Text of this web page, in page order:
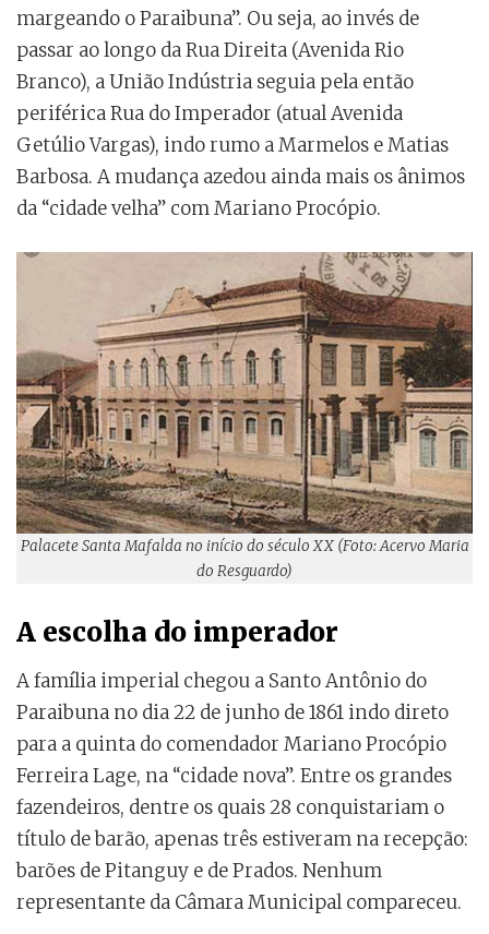
margeando o Paraibuna”. Ou seja, ao invés de
passar ao longo da Rua Direita (Avenida Rio
Branco), a União Indústria seguia pela então
periférica Rua do Imperador (atual Avenida
Getúlio Vargas), indo rumo a Marmelos e Matias
Barbosa. A mudança azedou ainda mais os ânimos
da “cidade velha” com Mariano Procópio.
Palacete Santa Mafalda no início do século XX (Foto: Acervo Maria
do Resguardo)
A escolha do imperador
A família imperial chegou a Santo Antônio do
Paraibuna no dia 22 de junho de 1861 indo direto
para a quinta do comendador Mariano Procópio
Ferreira Lage, na “cidade nova”. Entre os grandes
fazendeiros, dentre os quais 28 conquistariam o
título de barão, apenas três estiveram na recepção:
barões de Pitanguy e de Prados. Nenhum
representante da Câmara Municipal compareceu.